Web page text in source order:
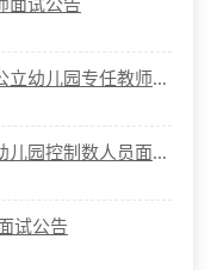
2026内蒙古锡林郭勒盟苏尼特左旗招聘公立幼儿园专任教师总成绩、体检及考察公告
2026内蒙古兴安盟乌兰浩特市招聘公办幼儿园控制数人员面试成绩及总成绩通知
试公告